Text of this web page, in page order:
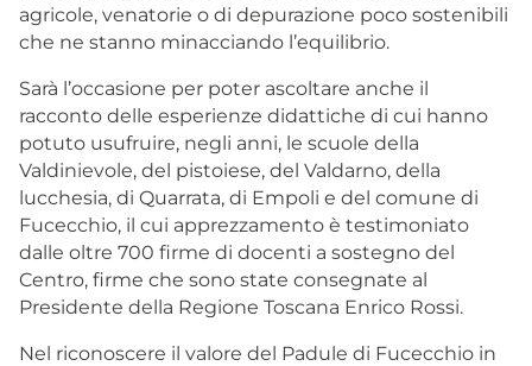
agricole, venatorie o di depurazione poco sostenibili
che ne stanno minacciando l’equilibrio.
Sarà l’occasione per poter ascoltare anche il
racconto delle esperienze didattiche di cui hanno
potuto usufruire, negli anni, le scuole della
Valdinievole, del pistoiese, del Valdarno, della
lucchesia, di Quarrata, di Empoli e del comune di
Fucecchio, il cui apprezzamento è testimoniato
dalle oltre 700 firme di docenti a sostegno del
Centro, firme che sono state consegnate al
Presidente della Regione Toscana Enrico Rossi.
Nel riconoscere il valore del Padule di Fucecchio in